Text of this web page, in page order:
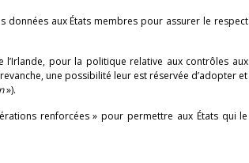
données aux États membres pour assurer le respect
l’Irlande, pour la politique relative aux contrôles aux
une possibilité leur est réservée d’adopter et
»).
renforcées » pour permettre aux États qui le